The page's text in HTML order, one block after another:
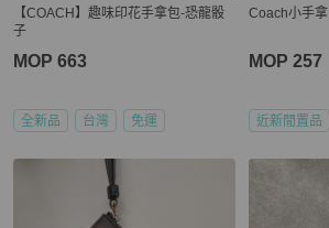
【COACH】趣味印花手拿包-恐龍骰
子
MOP 663
全新品 台灣 免運
Coach小手拿
MOP 257
近新閒置品